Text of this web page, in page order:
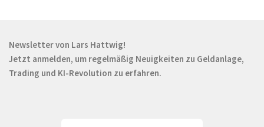
Newsletter von Lars Hattwig!
Jetzt anmelden, um regelmäßig Neuigkeiten zu Geldanlage,
Trading und KI-Revolution zu erfahren.